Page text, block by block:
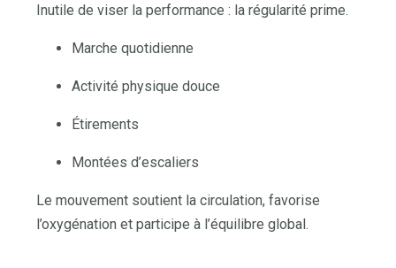
Inutile de viser la performance : la régularité prime.
Marche quotidienne
Activité physique douce
Étirements
Montées d’escaliers
Le mouvement soutient la circulation, favorise
l’oxygénation et participe à l’équilibre global.